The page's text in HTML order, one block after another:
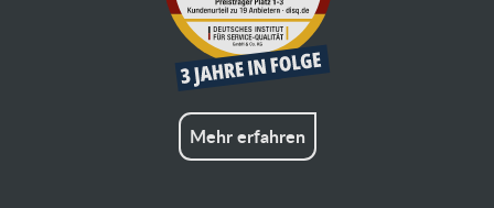
Mehr erfahren